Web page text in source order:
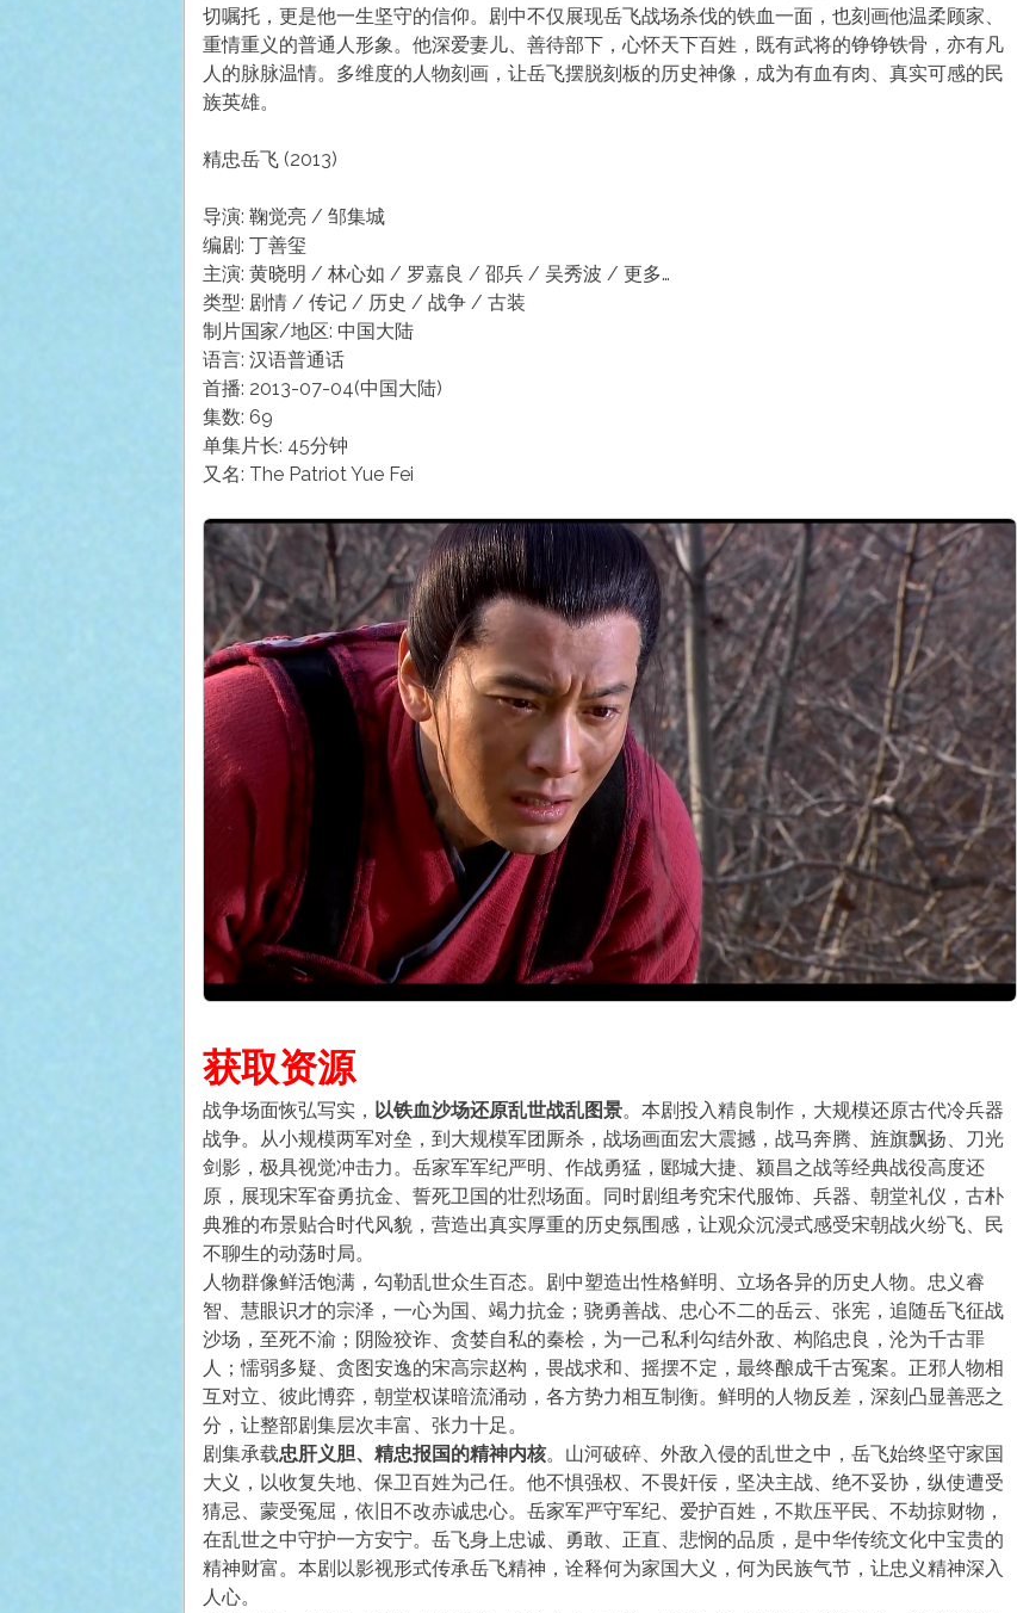
切嘱托，更是他一生坚守的信仰。剧中不仅展现岳飞战场杀伐的铁血一面，也刻画他温柔顾家、
重情重义的普通人形象。他深爱妻儿、善待部下，心怀天下百姓，既有武将的铮铮铁骨，亦有凡
人的脉脉温情。多维度的人物刻画，让岳飞摆脱刻板的历史神像，成为有血有肉、真实可感的民
族英雄。
精忠岳飞 (2013)
导演: 鞠觉亮 / 邹集城
编剧: 丁善玺
主演: 黄晓明 / 林心如 / 罗嘉良 / 邵兵 / 吴秀波 / 更多…
类型: 剧情 / 传记 / 历史 / 战争 / 古装
制片国家/地区: 中国大陆
语言: 汉语普通话
首播: 2013-07-04(中国大陆)
集数: 69
单集片长: 45分钟
又名: The Patriot Yue Fei
获取资源
战争场面恢弘写实， 以铁血沙场还原乱世战乱图景。本剧投入精良制作，大规模还原古代冷兵器
战争。从小规模两军对垒，到大规模军团厮杀，战场画面宏大震撼，战马奔腾、旌旗飘扬、刀光
剑影，极具视觉冲击力。岳家军军纪严明、作战勇猛，郾城大捷、颍昌之战等经典战役高度还
原，展现宋军奋勇抗金、誓死卫国的壮烈场面。同时剧组考究宋代服饰、兵器、朝堂礼仪，古朴
典雅的布景贴合时代风貌，营造出真实厚重的历史氛围感，让观众沉浸式感受宋朝战火纷飞、民
不聊生的动荡时局。
人物群像鲜活饱满，勾勒乱世众生百态。剧中塑造出性格鲜明、立场各异的历史人物。忠义睿
智、慧眼识才的宗泽，一心为国、竭力抗金；骁勇善战、忠心不二的岳云、张宪，追随岳飞征战
沙场，至死不渝；阴险狡诈、贪婪自私的秦桧，为一己私利勾结外敌、构陷忠良，沦为千古罪
人；懦弱多疑、贪图安逸的宋高宗赵构，畏战求和、摇摆不定，最终酿成千古冤案。正邪人物相
互对立、彼此博弈，朝堂权谋暗流涌动，各方势力相互制衡。鲜明的人物反差，深刻凸显善恶之
分，让整部剧集层次丰富、张力十足。
剧集承载忠肝义胆、精忠报国的精神内核。山河破碎、外敌入侵的乱世之中，岳飞始终坚守家国
大义，以收复失地、保卫百姓为己任。他不惧强权、不畏奸佞，坚决主战、绝不妥协，纵使遭受
猜忌、蒙受冤屈，依旧不改赤诚忠心。岳家军严守军纪、爱护百姓，不欺压平民、不劫掠财物，
在乱世之中守护一方安宁。岳飞身上忠诚、勇敢、正直、悲悯的品质，是中华传统文化中宝贵的
精神财富。本剧以影视形式传承岳飞精神，诠释何为家国大义，何为民族气节，让忠义精神深入
人心。